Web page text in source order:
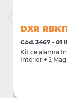
DXR
Cód. 3467 - 01
Kit de alarma
Interior + 2